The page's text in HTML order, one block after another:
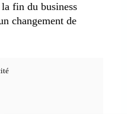
fin du business
changement de